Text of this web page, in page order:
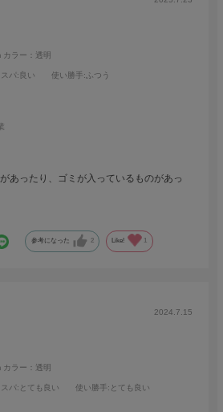
カラー：透明
スパ:良い 使い勝手 :ふつう
あったり、ゴミが入っているものがあっ
参考になった 2 Like! 1
2024.7.15
カラー：透明
スパ:とても良い 使い勝手 :とても良い